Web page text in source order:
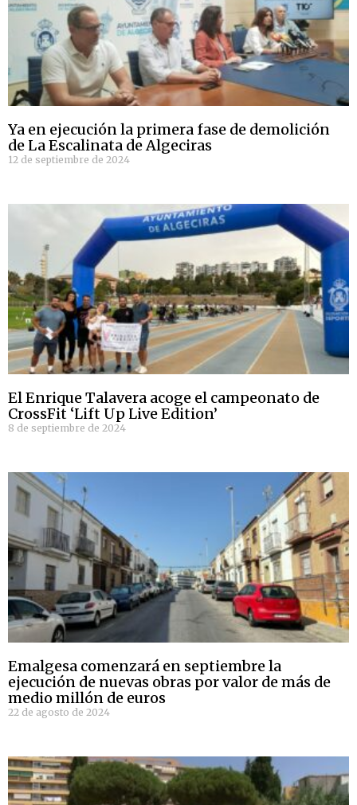
Ya en ejecución la primera fase de demolición
de La Escalinata de Algeciras
12 de septiembre de 2024
El Enrique Talavera acoge el campeonato de
CrossFit ‘Lift Up Live Edition’
8 de septiembre de 2024
Emalgesa comenzará en septiembre la
ejecución de nuevas obras por valor de más de
medio millón de euros
22 de agosto de 2024